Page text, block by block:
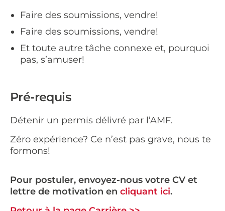
Faire des soumissions, vendre!
Faire des soumissions, vendre!
Et toute autre tâche connexe et, pourquoi
pas, s’amuser!
Pré-requis
Détenir un permis délivré par l’AMF.
Zéro expérience? Ce n’est pas grave, nous te
formons!
Pour postuler, envoyez-nous votre CV et
lettre de motivation en cliquant ici.